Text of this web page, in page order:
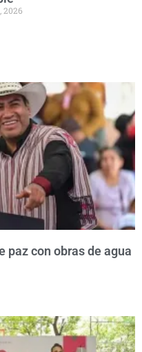
2026
paz con obras de agua